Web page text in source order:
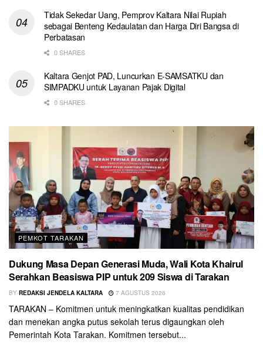
Tidak Sekedar Uang, Pemprov Kaltara Nilai Rupiah
sebagai Benteng Kedaulatan dan Harga Diri Bangsa di
Perbatasan
0 SHARES
Kaltara Genjot PAD, Luncurkan E-SAMSATKU dan
SIMPADKU untuk Layanan Pajak Digital
0 SHARES
PEMKOT TARAKAN
Dukung Masa Depan Generasi Muda, Wali Kota Khairul
Serahkan Beasiswa PIP untuk 209 Siswa di Tarakan
BY REDAKSI JENDELA KALTARA 7 AGUSTUS 2026
TARAKAN – Komitmen untuk meningkatkan kualitas pendidikan
dan menekan angka putus sekolah terus digaungkan oleh
Pemerintah Kota Tarakan. Komitmen tersebut...